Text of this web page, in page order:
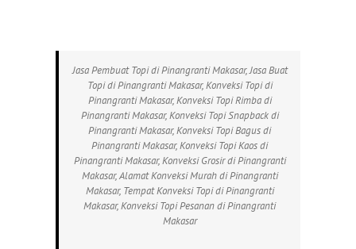
Jasa Pembuat Topi di Pinangranti Makasar, Jasa Buat
Topi di Pinangranti Makasar, Konveksi Topi di
Pinangranti Makasar, Konveksi Topi Rimba di
Pinangranti Makasar, Konveksi Topi Snapback di
Pinangranti Makasar, Konveksi Topi Bagus di
Pinangranti Makasar, Konveksi Topi Kaos di
Pinangranti Makasar, Konveksi Grosir di Pinangranti
Makasar, Alamat Konveksi Murah di Pinangranti
Makasar, Tempat Konveksi Topi di Pinangranti
Makasar, Konveksi Topi Pesanan di Pinangranti
Makasar